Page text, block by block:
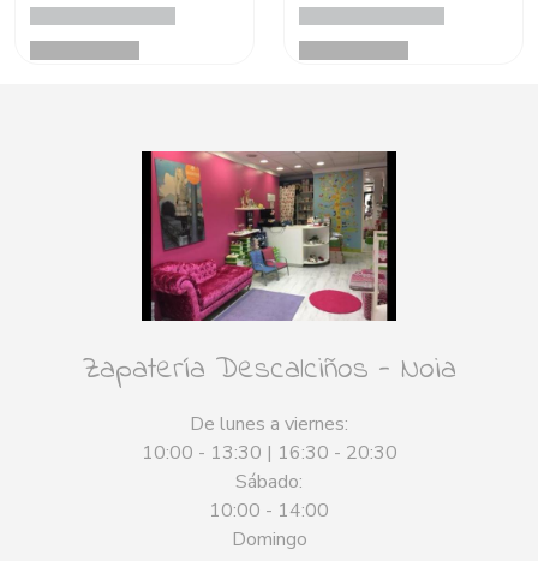
Zapatería Descalciños - Noia
De lunes a viernes:
10:00 - 13:30 | 16:30 - 20:30
Sábado:
10:00 - 14:00
Domingo